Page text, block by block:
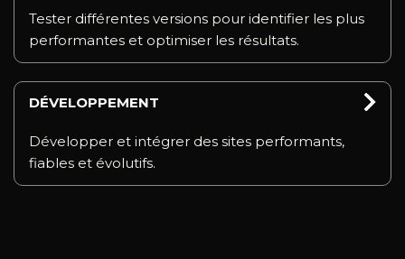
Tester différentes versions pour identifier les plus
performantes et optimiser les résultats.
DÉVELOPPEMENT
Développer et intégrer des sites performants,
fiables et évolutifs.